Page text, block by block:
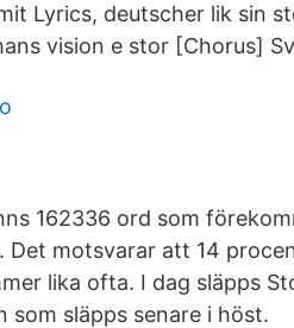
Lyrics, deutscher lik sin
vision e stor [Chorus]
162336 ord som
motsvarar att 14
lika ofta. I dag släpps
släpps senare i höst.